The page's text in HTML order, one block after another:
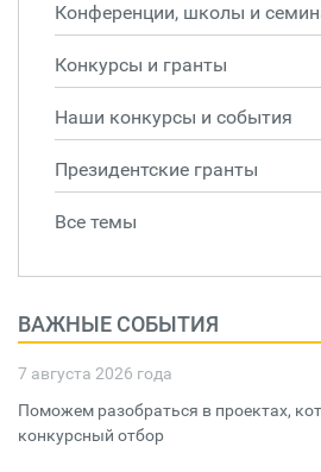
Конференции, школы и
Конкурсы и гранты
Наши конкурсы и события
Президентские гранты
Все темы
ВАЖНЫЕ СОБЫТИЯ
7 августа 2026 года
Поможем разобраться в проектах,
конкурсный отбор